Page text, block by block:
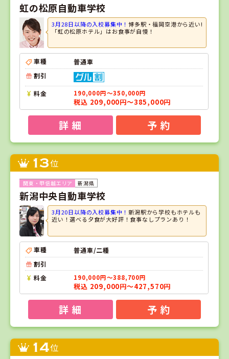
虹の松原自動車学校
3月28日以降の入校募集中！博多駅・福岡空港から近い!
「虹の松原ホテル」はお食事が自慢！
車種
普通車
割引
料金 190,000円～350,000円
税込 209,000円～385,000円
詳 細 予 約
13位
新潟県
新潟中央自動車学校
3月20日以降の入校募集中！新潟駅から学校もホテルも
近い！選べる夕食が大好評！食事なしプランあり！
車種
普通車/二種
割引
料金
190,000円～388,700円
税込 209,000円～427,570円
詳 細 予 約
14位